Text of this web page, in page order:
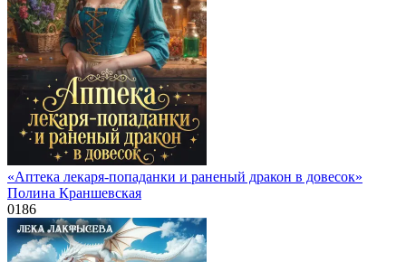
«Аптека лекаря-попаданки и раненый дракон в довесок»
Полина Краншевская
0186